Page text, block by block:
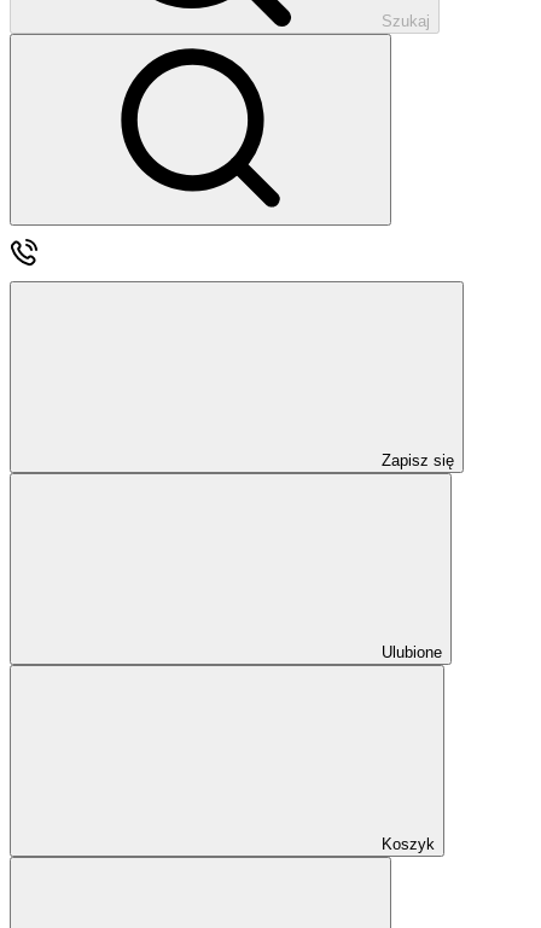
Szukaj
Zapisz się
Ulubione
Koszyk